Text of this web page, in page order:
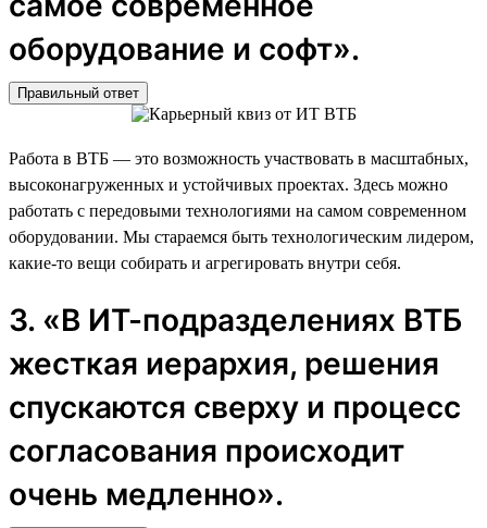
оборудование и софт».
Правильный ответ
Работа в ВТБ — это возможность участвовать в масштабных,
высоконагруженных и устойчивых проектах. Здесь можно
работать с передовыми технологиями на самом современном
оборудовании. Мы стараемся быть технологическим лидером,
какие-то вещи собирать и агрегировать внутри себя.
3. «В ИТ-подразделениях ВТБ
жесткая иерархия, решения
спускаются сверху и процесс
согласования происходит
очень медленно».